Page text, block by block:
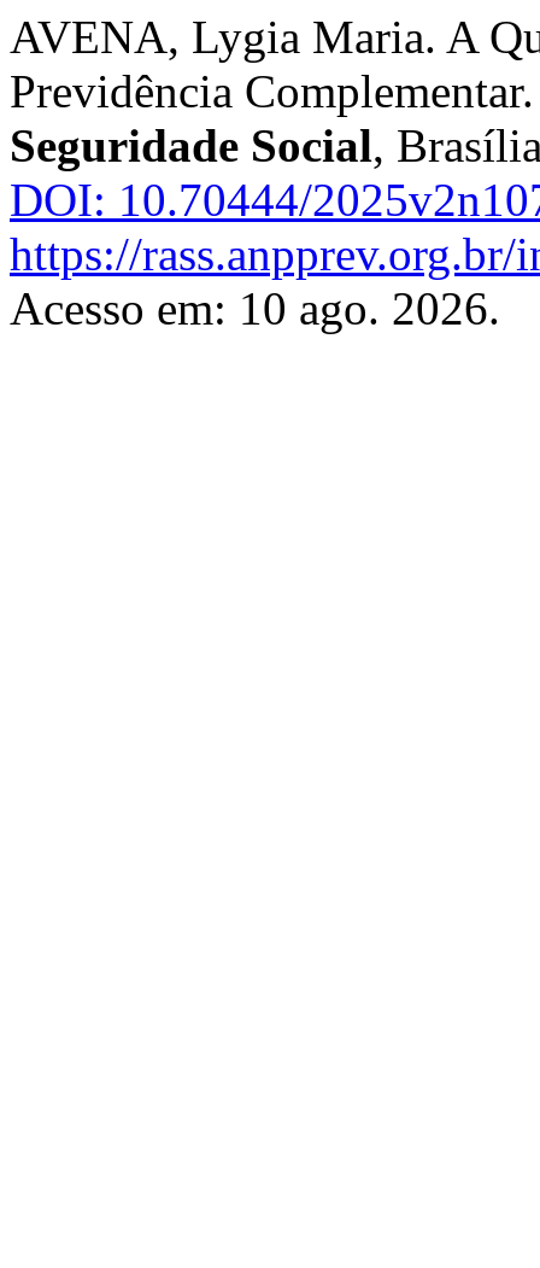
AVENA, Lygia Maria. A
Previdência
Seguridade Social,
DOI: 10.70444/
https://
Acesso em: 10 ago. 2026.